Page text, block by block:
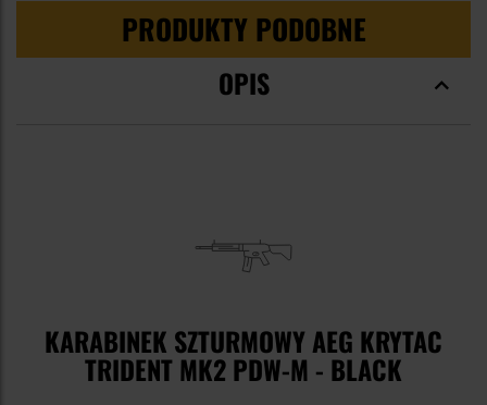
PRODUKTY PODOBNE
OPIS
KARABINEK SZTURMOWY AEG KRYTAC
TRIDENT MK2 PDW-M - BLACK